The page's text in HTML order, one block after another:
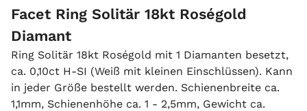
Facet Ring Solitär 18kt Roségold
Diamant
Ring Solitär 18kt Roségold mit 1 Diamanten besetzt,
ca. 0,10ct H-SI (Weiß mit kleinen Einschlüssen). Kann
in jeder Größe bestellt werden. Schienenbreite ca.
1,1mm, Schienenhöhe ca. 1 - 2,5mm, Gewicht ca.